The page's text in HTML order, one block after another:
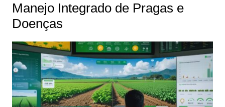
Manejo Integrado de Pragas e
Doenças